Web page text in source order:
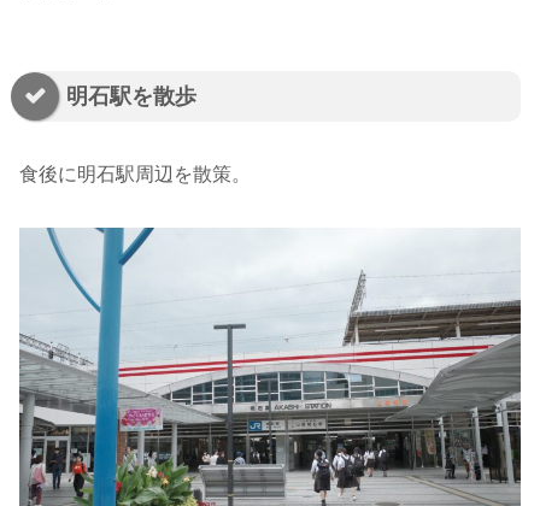
明石駅を散歩
食後に明石駅周辺を散策。